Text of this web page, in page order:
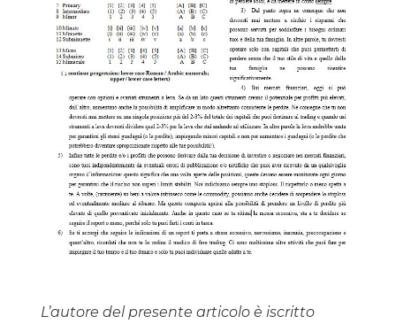
L’autore del presente articolo è iscritto